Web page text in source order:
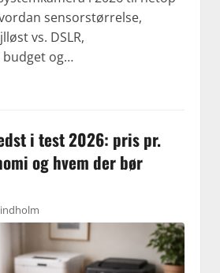
sensorstørrelse,
vs. DSLR,
og…
i test 2026: pris pr.
og hvem der bør